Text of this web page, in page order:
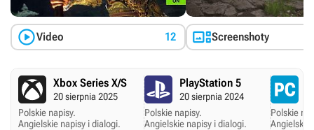
Video 12 Screenshoty
Xbox Series X/S
20 sierpnia 2025
Polskie napisy.
Angielskie napisy i dialogi.
PlayStation 5
20 sierpnia 2024
Polskie napisy.
Angielskie napisy i dialogi.
Polskie
Angielskie